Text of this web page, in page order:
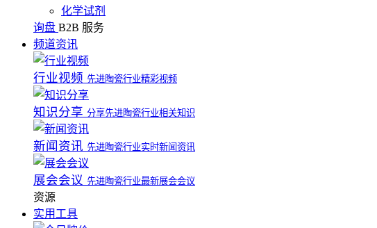
化学试剂
询盘 B2B 服务
频道资讯
行业视频 先进陶瓷行业精彩视频
知识分享 分享先进陶瓷行业相关知识
新闻资讯 先进陶瓷行业实时新闻资讯
展会会议 先进陶瓷行业最新展会会议
资源
实用工具